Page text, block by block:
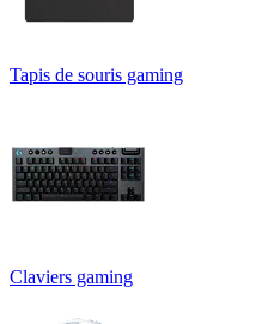
Tapis de souris gaming
Claviers gaming